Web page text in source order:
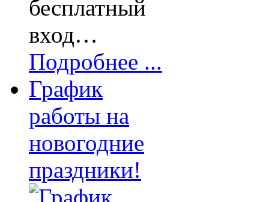
бесплатный
вход…
Подробнее ...
График
работы на
новогодние
праздники!